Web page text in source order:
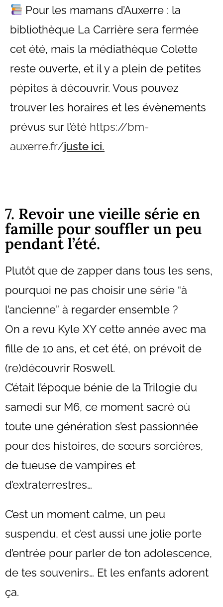
Pour les mamans d’Auxerre : la
bibliothèque La Carrière sera fermée
cet été, mais la médiathèque Colette
reste ouverte, et il y a plein de petites
pépites à découvrir. Vous pouvez
trouver les horaires et les évènements
prévus sur l’été https://bm-
auxerre.fr/juste ici.
7. Revoir une vieille série en
famille pour souffler un peu
pendant l’été.
Plutôt que de zapper dans tous les sens,
pourquoi ne pas choisir une série “à
l’ancienne” à regarder ensemble ?
On a revu Kyle XY cette année avec ma
fille de 10 ans, et cet été, on prévoit de
(re)découvrir Roswell.
C’était l’époque bénie de la Trilogie du
samedi sur M6, ce moment sacré où
toute une génération s’est passionnée
pour des histoires, de sœurs sorcières,
de tueuse de vampires et
d’extraterrestres…
C’est un moment calme, un peu
suspendu, et c’est aussi une jolie porte
d’entrée pour parler de ton adolescence,
de tes souvenirs… Et les enfants adorent
ça.